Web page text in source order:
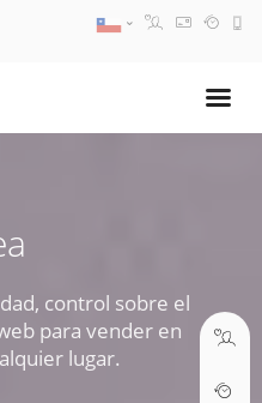
control sobre el
para vender en
lugar.
PM